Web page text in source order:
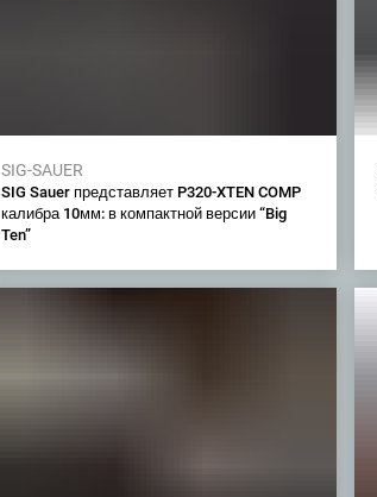
SIG-SAUER
SIG Sauer представляет P320-XTEN COMP
калибра 10мм: в компактной версии “Big
Ten”